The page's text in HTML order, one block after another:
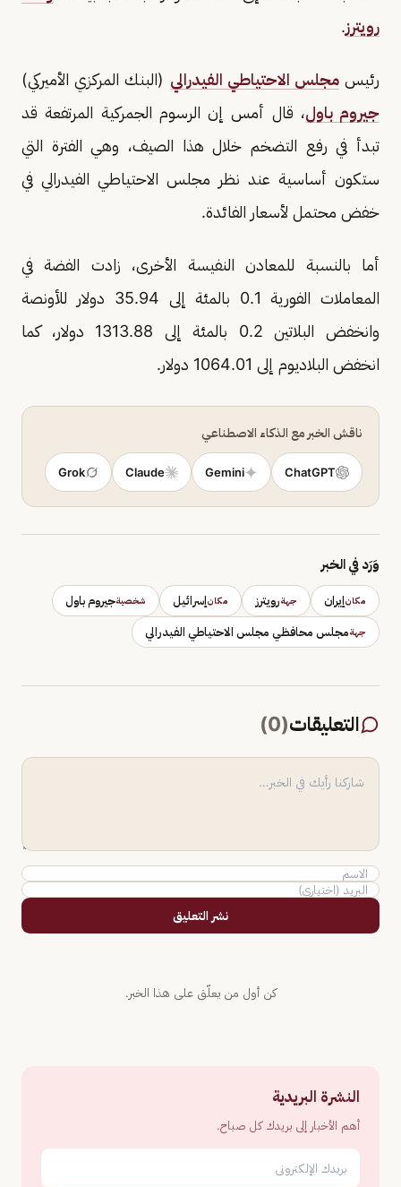
رويترز.
رئيسمجلس الاحتياطي الفيدرالي (البنك المركزي الأميركي)
جيروم باول، قال أمس إن الرسوم الجمركية المرتفعة قد
تبدأ في رفع التضخم خلال هذا الصيف، وهي الفترة التي
ستكون أساسية عند نظر مجلس الاحتياطي الفيدرالي في
خفض محتمل لأسعار الفائدة.
أما بالنسبة للمعادن النفيسة الأخرى، زادت الفضة في
المعاملات الفورية 0.1 بالمئة إلى 35.94 دولار للأونصة
وانخفض البلاتين 0.2 بالمئة إلى 1313.88 دولار، كما
انخفض البلاديوم إلى 1064.01 دولار.
ناقش الخبر مع الذكاء الاصطناعي
ChatGPT
Gemini
Claude
Grok
وَرَد في الخبر
مكانإيران جهةرويترز مكانإسرائيل شخصيةجيروم باول
جهةمجلس محافظي مجلس الاحتياطي الفيدرالي
التعليقات(
0
)
نشر التعليق
كن أول من يعلّق على هذا الخبر.
النشرة البريدية
أهم الأخبار إلى بريدك كل صباح.